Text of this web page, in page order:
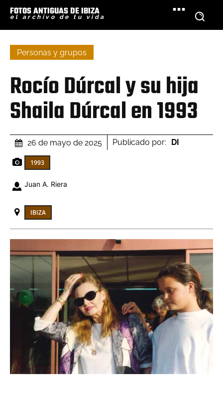
FOTOS ANTIGUAS DE IBIZA
el archivo de tu vida
Personas y grupos
Rocío Dúrcal y su hija
Shaila Dúrcal en 1993
26 de mayo de 2025 Publicado por: DI
1993
Juan A. Riera
IBIZA